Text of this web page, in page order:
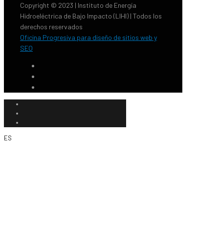
Copyright © 2023 | Instituto de Energía
Hidroeléctrica de Bajo Impacto (LIHI) | Todos los
derechos reservados
Oficina Progresiva para diseño de sitios web y
SEO
ES